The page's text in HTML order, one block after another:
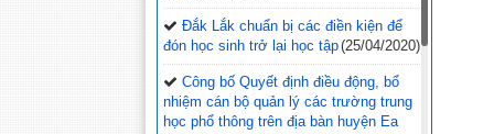
Đắk Lắk chuẩn bị các điền kiện để
đón học sinh trở lại học tập(25/04/2020)
Công bố Quyết định điều động, bổ
nhiệm cán bộ quản lý các trường trung
học phổ thông trên địa bàn huyện Ea